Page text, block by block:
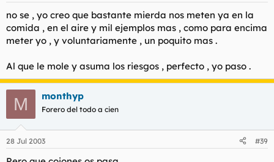
no se , yo creo que bastante mierda nos meten ya en la
comida , en el aire y mil ejemplos mas , como para encima
meter yo , y voluntariamente , un poquito mas .
Al que le mole y asuma los riesgos , perfecto , yo paso .
M monthyp
Forero del todo a cien
28 Jul 2003 #39